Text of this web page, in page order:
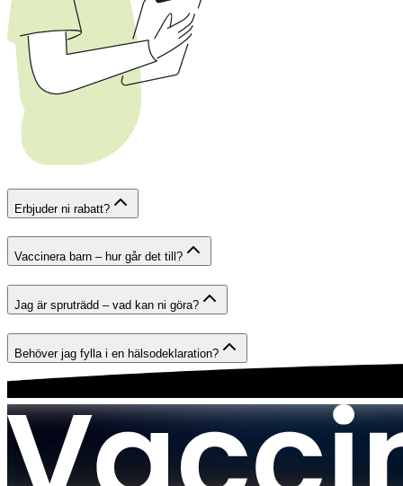
Erbjuder ni rabatt?
Vaccinera barn – hur går det till?
Jag är spruträdd – vad kan ni göra?
Behöver jag fylla i en hälsodeklaration?